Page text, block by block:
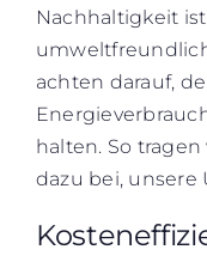
Nachhaltigkeit
achten darauf,
halten. So
dazu bei, unsere